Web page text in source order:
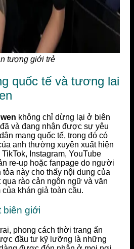
tượng giới trẻ
quốc tế và tương lai
không chỉ dừng lại ở biên
và đang nhận được sự yêu
mạng quốc tế, trong đó có
anh thường xuyên xuất hiện
Instagram, YouTube
re-up hoặc fanpage do người
này cho thấy nội dung của
rào cản ngôn ngữ và văn
của khán giả toàn cầu.
biên giới
phong cách thời trang ấn
đầu tư kỹ lưỡng là những